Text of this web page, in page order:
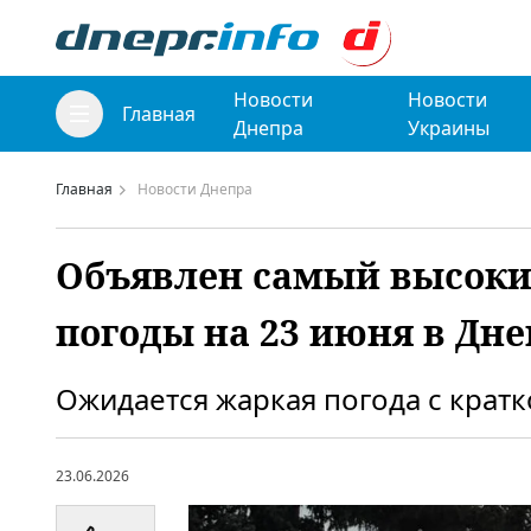
Главная
Новости
Днепра
Новости
Украины
Главная Новости Днепра
Объявлен самый
погоды на 23 июня в
Ожидается жаркая погода с
23.06.2026